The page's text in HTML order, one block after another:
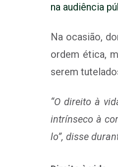
na audiência
Na ocasião,
ordem ética,
serem
“O direito à
intrínseco à
lo”, disse